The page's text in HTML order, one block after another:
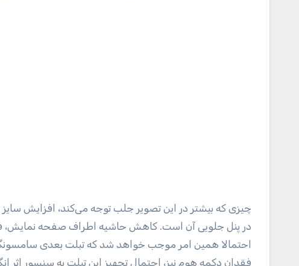
چیزی که بیشتر در این تصویر جلب توجه می‌کند، افزایش
فقدان دکمه هوم نیز، احتمال تجهیز این تبلت به سنسور اثر